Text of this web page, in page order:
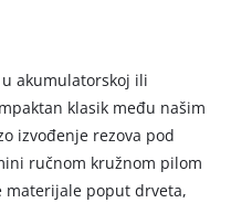
akumulatorskoj ili
klasik među našim
izvođenje rezova pod
ručnom kružnom pilom
materijale poput drveta,